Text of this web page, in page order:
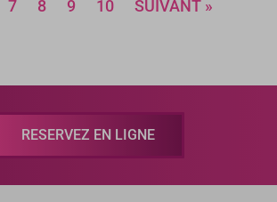
7 8 9 10 SUIVANT »
RESERVEZ EN LIGNE